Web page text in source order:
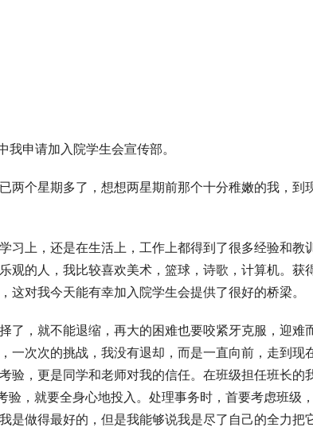
申请加入院学生会宣传部。
两个星期多了，想想两星期前那个十分稚嫩的我，到
习上，还是在生活上，工作上都得到了很多经验和教
观的人，我比较喜欢美术，篮球，诗歌，计算机。获
对我今天能有幸加入院学生会提供了很好的桥梁。
了，就不能退缩，再大的困难也要咬紧牙克服，迎难
一次次的挑战，我没有退却，而是一直向前，走到现
验，更是同学和老师对我的信任。在班级担任班长的
验，就要全身心地投入。处理事务时，首要考虑班级
是做得最好的，但是我能够说我是尽了自己的全力把